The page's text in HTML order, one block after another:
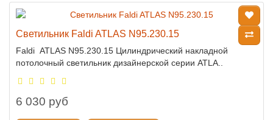
Светильник Faldi ATLAS N95.230.15
Faldi ATLAS N95.230.15 Цилиндрический накладной
потолочный светильник дизайнерской серии ATLA..
6 030 руб